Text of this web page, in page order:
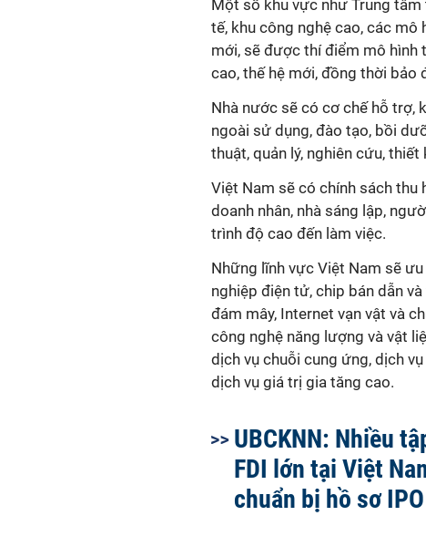
Một số khu vực như Trung
tế, khu công nghệ cao, các
mới, sẽ được thí điểm mô hình
cao, thế hệ mới, đồng thời bảo
Nhà nước sẽ có cơ chế hỗ trợ,
ngoài sử dụng, đào tạo, bồi
thuật, quản lý, nghiên cứu,
Việt Nam sẽ có chính sách thu
doanh nhân, nhà sáng lập,
trình độ cao đến làm việc.
Những lĩnh vực Việt Nam sẽ
nghiệp điện tử, chip bán dẫn
đám mây, Internet vạn vật và
công nghệ năng lượng và vật
dịch vụ chuỗi cung ứng, dịch
dịch vụ giá trị gia tăng cao.
UBCKNN: Nhiều
FDI lớn tại Việt
chuẩn bị hồ sơ IPO